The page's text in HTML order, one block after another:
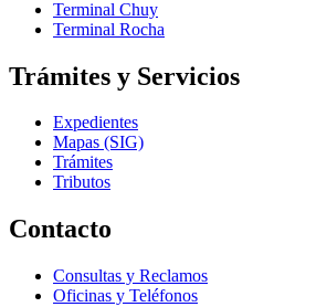
Terminal Chuy
Terminal Rocha
Trámites y Servicios
Expedientes
Mapas (SIG)
Trámites
Tributos
Contacto
Consultas y Reclamos
Oficinas y Teléfonos